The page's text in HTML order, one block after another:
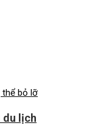
du lịch